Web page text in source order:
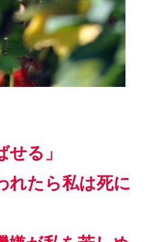
せる」
れたら私は死に